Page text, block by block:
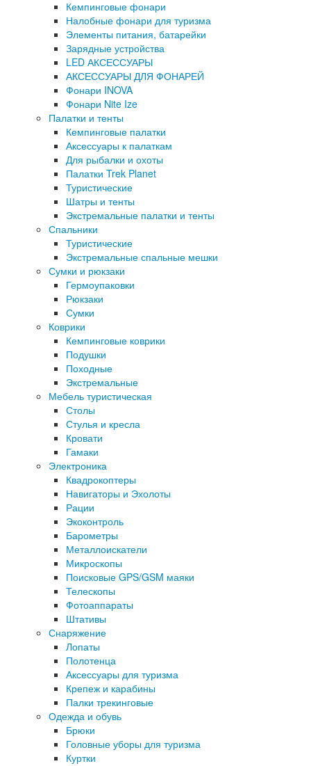
Кемпинговые фонари
Налобные фонари для туризма
Элементы питания, батарейки
Зарядные устройства
LED АКСЕССУАРЫ
АКСЕССУАРЫ ДЛЯ ФОНАРЕЙ
Фонари INOVA
Фонари Nite Ize
Палатки и тенты
Кемпинговые палатки
Аксессуары к палаткам
Для рыбалки и охоты
Палатки Trek Planet
Туристические
Шатры и тенты
Экстремальные палатки и тенты
Спальники
Туристические
Экстремальные спальные мешки
Сумки и рюкзаки
Гермоупаковки
Рюкзаки
Сумки
Коврики
Кемпинговые коврики
Подушки
Походные
Экстремальные
Мебель туристическая
Столы
Стулья и кресла
Кровати
Гамаки
Электроника
Квадрокоптеры
Навигаторы и Эхолоты
Рации
Экоконтроль
Барометры
Металлоискатели
Микроскопы
Поисковые GPS/GSM маяки
Телескопы
Фотоаппараты
Штативы
Снаряжение
Лопаты
Полотенца
Аксессуары для туризма
Крепеж и карабины
Палки трекинговые
Одежда и обувь
Брюки
Головные уборы для туризма
Куртки